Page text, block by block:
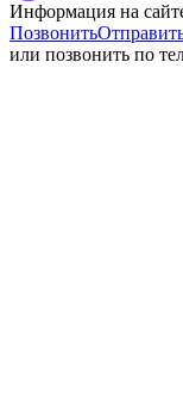
Информация на
Позвонить
или позвонить по